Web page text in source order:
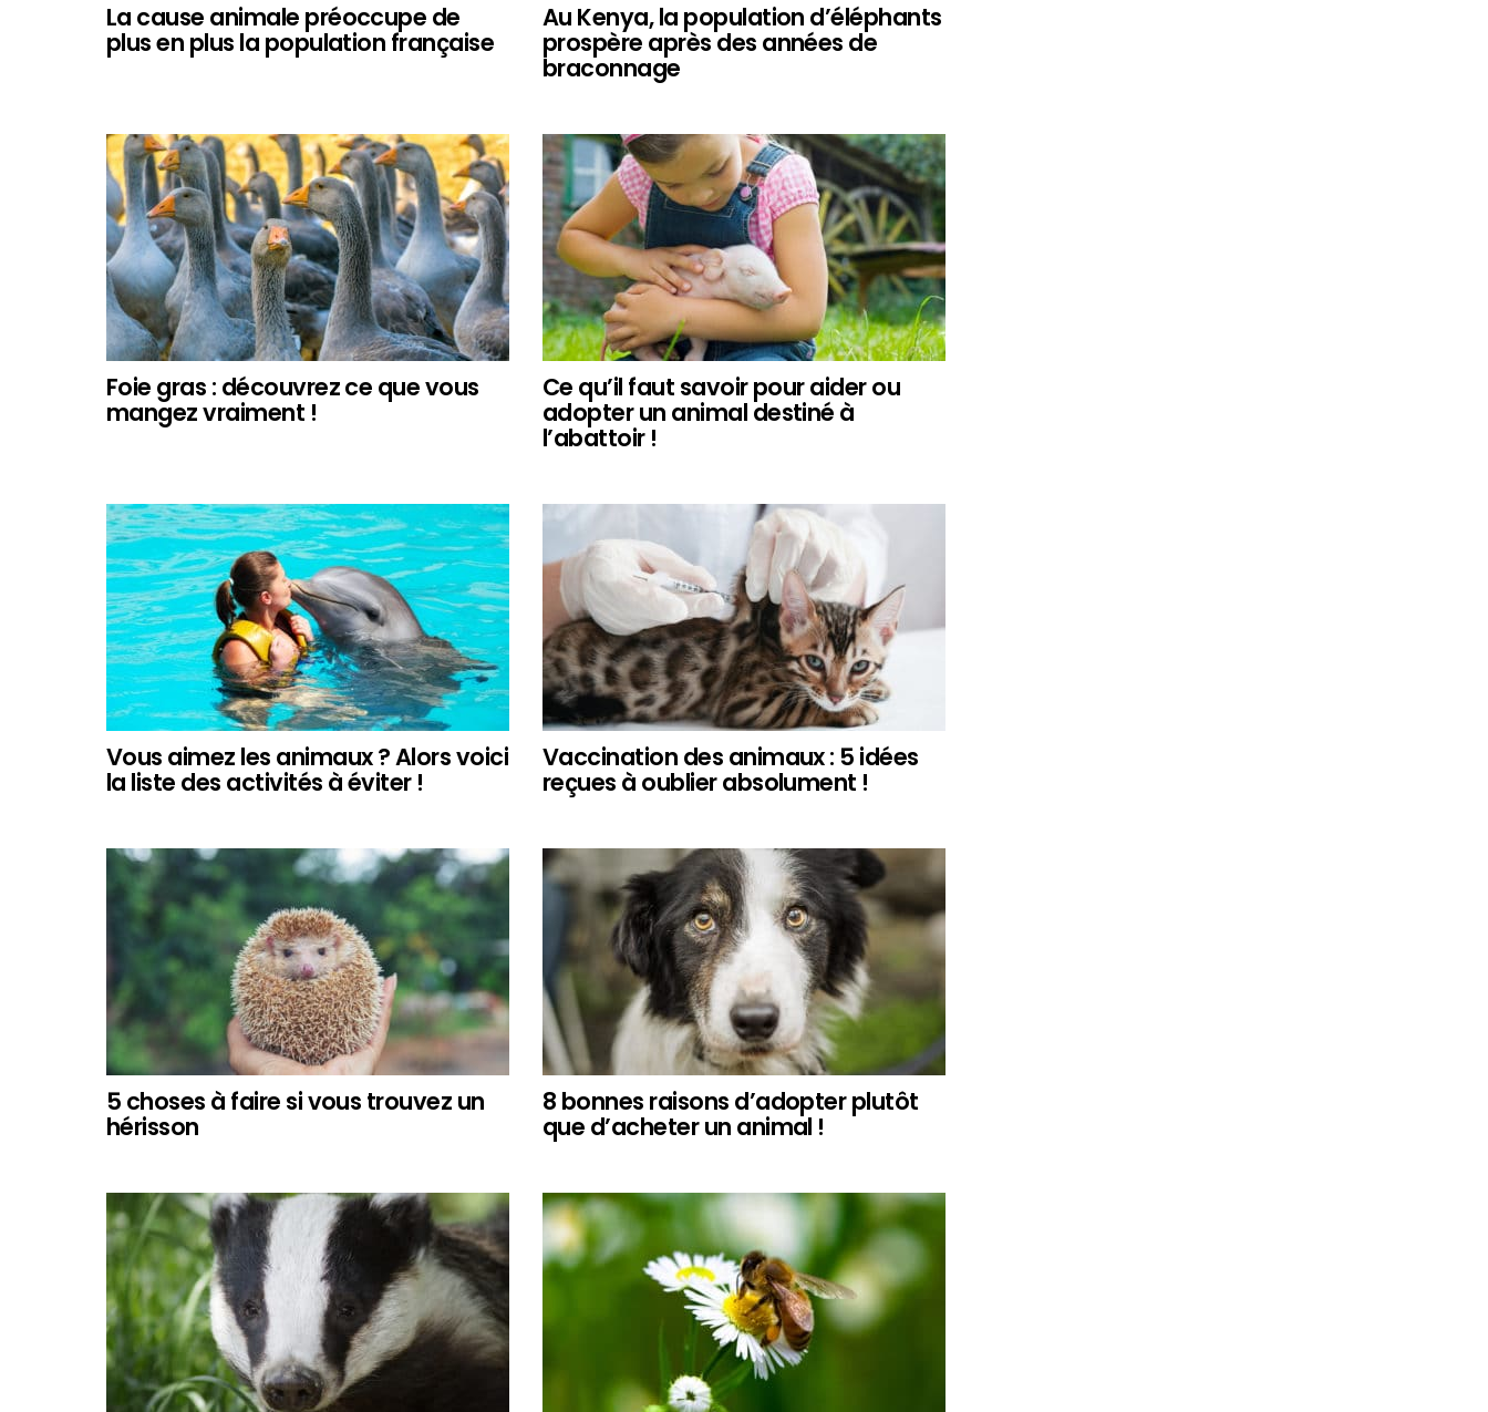
La cause animale préoccupe de
plus en plus la population française
Au Kenya, la population d’éléphants
prospère après des années de
braconnage
Foie gras : découvrez ce que vous
mangez vraiment !
Ce qu’il faut savoir pour aider ou
adopter un animal destiné à
l’abattoir !
Vous aimez les animaux ? Alors voici
la liste des activités à éviter !
Vaccination des animaux : 5 idées
reçues à oublier absolument !
5 choses à faire si vous trouvez un
hérisson
8 bonnes raisons d’adopter plutôt
que d’acheter un animal !